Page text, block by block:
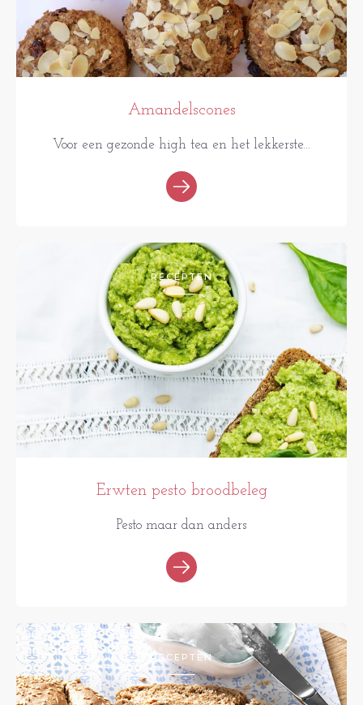
Amandelscones
Voor een gezonde high tea en het lekkerste...
RECEPTEN
Erwten pesto broodbeleg
Pesto maar dan anders
RECEPTEN